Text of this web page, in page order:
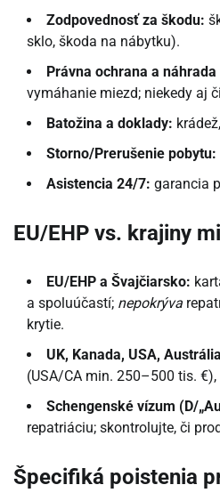
Zodpovednosť za škodu:
sklo, škoda na nábytku).
Právna ochrana a náhrada
vymáhanie miezd; niekedy aj
Batožina a doklady:
Storno/Prerušenie pobytu:
Asistencia 24/7: garancia
EU/EHP vs. krajiny
EU/EHP a Švajčiarsko:
a spoluúčastí; nepokrýva
krytie.
UK, Kanada, USA,
(USA/CA min. 250–500 tis.
Schengenské vízum (D/
repatriáciu; skontrolujte, či
Špecifiká poistenia